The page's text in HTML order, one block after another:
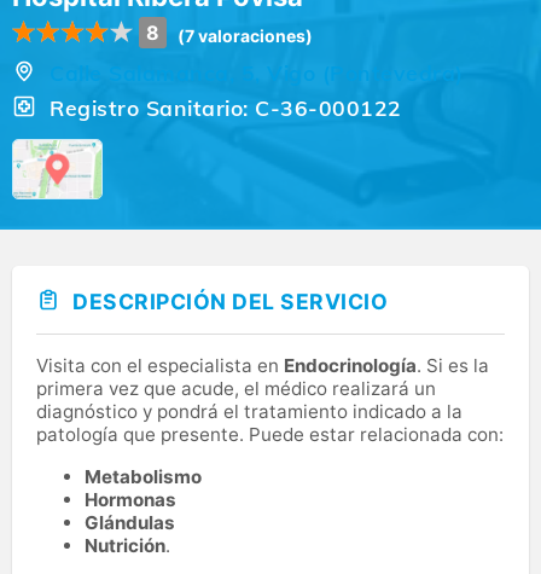
8 (7 valoraciones)
Calle Salamanca, 5, Vigo (Pontevedra)
Registro Sanitario: C-36-000122
DESCRIPCIÓN DEL SERVICIO
Visita con el especialista en Endocrinología. Si es la
primera vez que acude, el médico realizará un
diagnóstico y pondrá el tratamiento indicado a la
patología que presente. Puede estar relacionada con:
Metabolismo
Hormonas
Glándulas
Nutrición.